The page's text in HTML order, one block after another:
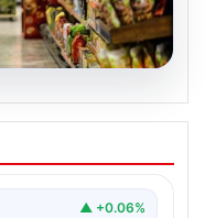
Ne
açıklanacak
▲ +0.06%